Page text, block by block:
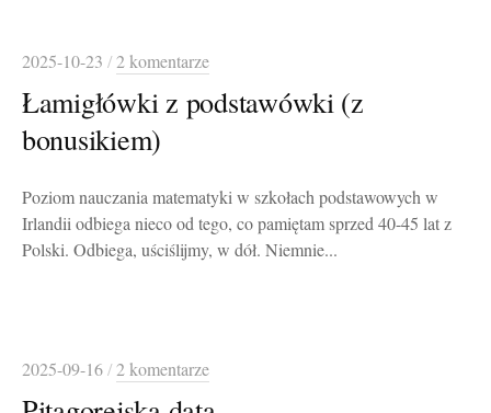
2025-10-23 /2 komentarze
Łamigłówki z podstawówki (z
bonusikiem)
Poziom nauczania matematyki w szkołach podstawowych w
Irlandii odbiega nieco od tego, co pamiętam sprzed 40-45 lat z
Polski. Odbiega, uściślijmy, w dół. Niemnie...
2025-09-16/2 komentarze